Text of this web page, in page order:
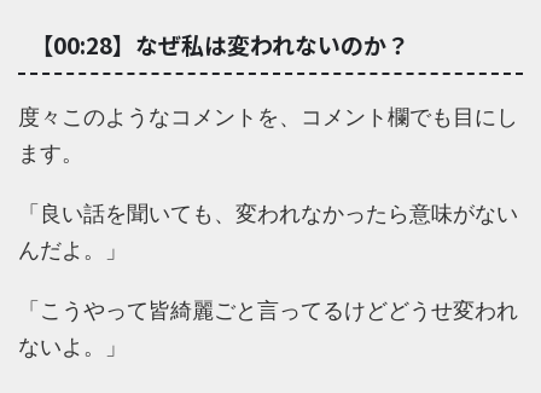
【00:28】なぜ私は変われないのか？
度々このようなコメントを、コメント欄でも目にし
ます。
「良い話を聞いても、変われなかったら意味がない
んだよ。」
「こうやって皆綺麗ごと言ってるけどどうせ変われ
ないよ。」